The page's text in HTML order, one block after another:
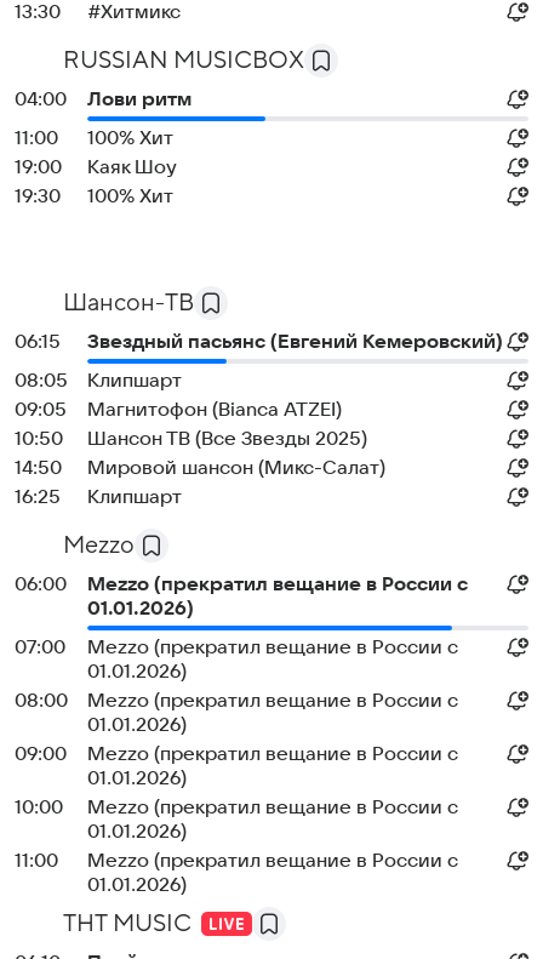
13:30
#Хитмикс
RUSSIAN MUSICBOX
04:00
Лови ритм
11:00
100% Хит
19:00
Каяк Шоу
19:30
100% Хит
Шансон-TB
06:15
Звездный пасьянс (Евгений Кемеровский)
08:05
Клипшарт
09:05
Магнитофон (Bianca ATZEI)
10:50
Шансон ТВ (Все Звезды 2025)
14:50
Мировой шансон (Микс-Салат)
16:25
Клипшарт
Mezzo
06:00
Mezzo (прекратил вещание в России с
01.01.2026)
07:00
Mezzo (прекратил вещание в России с
01.01.2026)
08:00
Mezzo (прекратил вещание в России с
01.01.2026)
09:00
Mezzo (прекратил вещание в России с
01.01.2026)
10:00
Mezzo (прекратил вещание в России с
01.01.2026)
11:00
Mezzo (прекратил вещание в России с
01.01.2026)
ТНТ MUSIC